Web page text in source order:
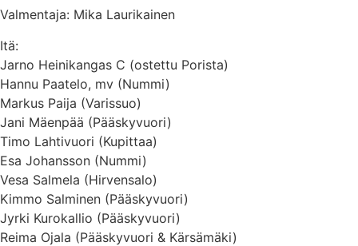
Valmentaja: Mika Laurikainen
Itä:
Jarno Heinikangas C (ostettu Porista)
Hannu Paatelo, mv (Nummi)
Markus Paija (Varissuo)
Jani Mäenpää (Pääskyvuori)
Timo Lahtivuori (Kupittaa)
Esa Johansson (Nummi)
Vesa Salmela (Hirvensalo)
Kimmo Salminen (Pääskyvuori)
Jyrki Kurokallio (Pääskyvuori)
Reima Ojala (Pääskyvuori & Kärsämäki)